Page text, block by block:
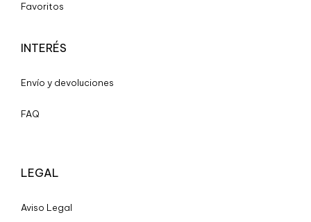
Favoritos
INTERÉS
Envío y devoluciones
FAQ
LEGAL
Aviso Legal